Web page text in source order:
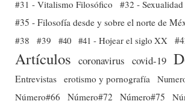
#31 - Vitalismo Filosófico
#32 - Sexualidad
#35 - Filosofía desde y sobre el norte de
#38
#39 #40 #41 - Hojear el siglo XX
Artículos coronavirus covid-19
Entrevistas erotismo y pornografía
Número#66
Número#72 Número#75